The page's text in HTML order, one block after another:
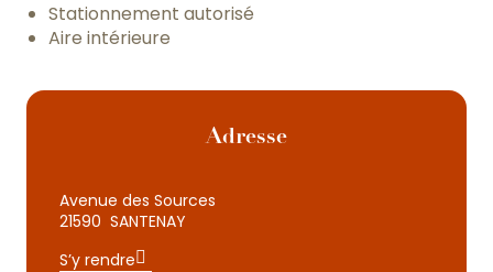
Stationnement autorisé
Aire intérieure
Adresse
Avenue des Sources
21590 SANTENAY
S’y rendre